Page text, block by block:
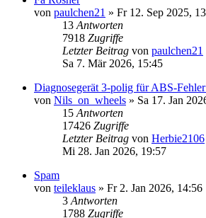
von paulchen21 » Fr 12. Sep 2025,
13 Antworten
7918 Zugriffe
Letzter Beitrag von paulchen21
Sa 7. Mär 2026, 15:45
Diagnosegerät 3-polig für ABS-
von Nils_on_wheels » Sa 17. Jan
15 Antworten
17426 Zugriffe
Letzter Beitrag von Herbie2106
Mi 28. Jan 2026, 19:57
Spam
von teileklaus » Fr 2. Jan 2026, 14:56
3 Antworten
1788 Zugriffe